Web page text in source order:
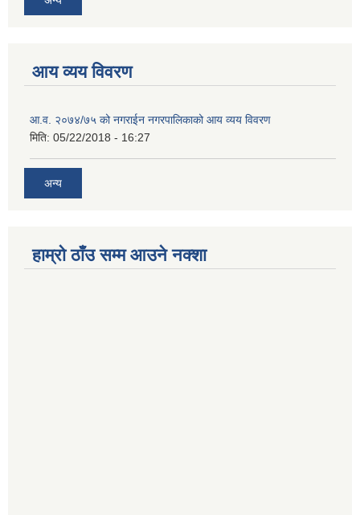
आय व्यय विवरण
आ.व. २०७४/७५ को नगराईन नगरपालिकाको आय व्यय विवरण
मिति: 05/22/2018 - 16:27
अन्य
हाम्रो ठाँउ सम्म आउने नक्शा